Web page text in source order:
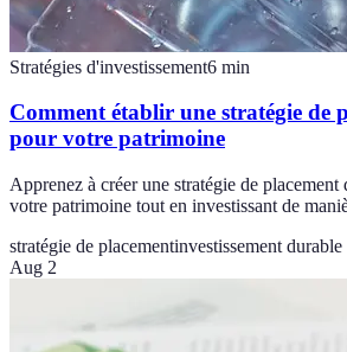
Stratégies d'investissement6 min
Comment établir une stratégie de
pour votre patrimoine
Apprenez à créer une stratégie de
votre patrimoine tout en investissant de
stratégie de placementinvestissement durable
Aug 2